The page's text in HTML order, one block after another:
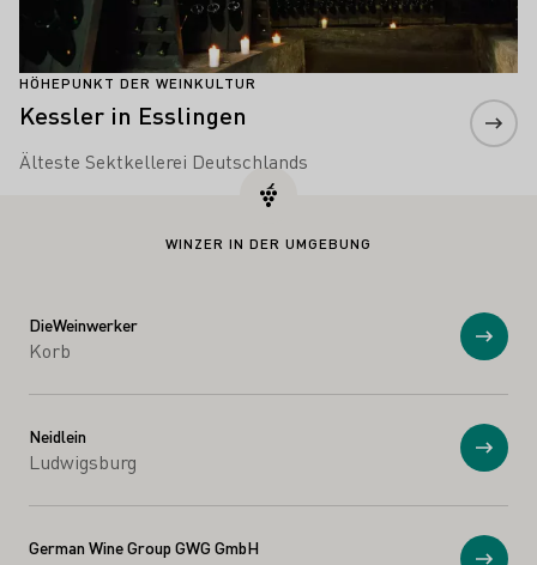
HÖHEPUNKT DER WEINKULTUR
Kessler in Esslingen
Älteste Sektkellerei Deutschlands
WINZER IN DER UMGEBUNG
DieWeinwerker
Korb
Neidlein
Ludwigsburg
German Wine Group GWG GmbH